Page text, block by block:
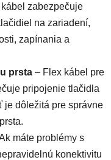
kábel zabezpečuje
na zariadení,
zapínania a
prsta – Flex kábel pre
pripojenie tlačidla
je dôležitá pre správne
máte problémy s
konektivitu